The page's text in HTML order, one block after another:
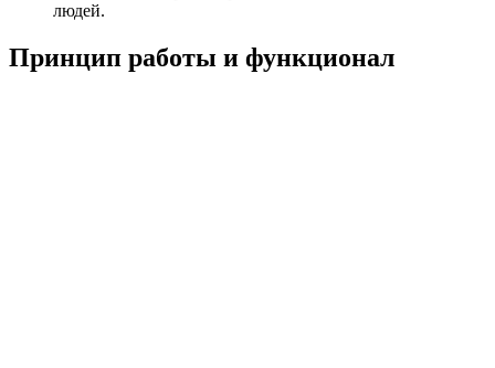
людей.
Принцип работы и функционал